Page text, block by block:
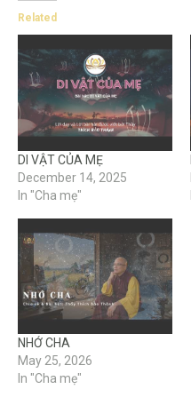
Related
DI VẬT CỦA MẸ
December 14, 2025
In "Cha mẹ"
NHỚ CHA
May 25, 2026
In "Cha mẹ"